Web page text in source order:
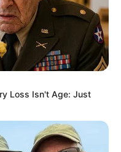
Loss Isn't Age: Just